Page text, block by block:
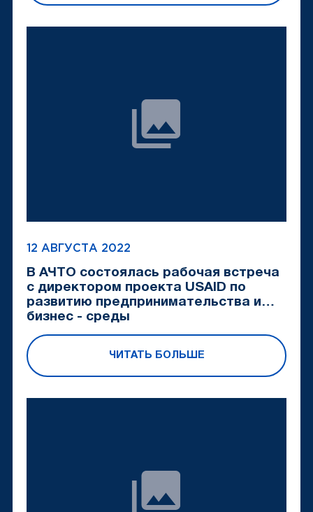
12 АВГУСТА 2022
В АЧТО состоялась рабочая встреча
с директором проекта USAID по
развитию предпринимательства и
бизнес - среды
ЧИТАТЬ БОЛЬШЕ